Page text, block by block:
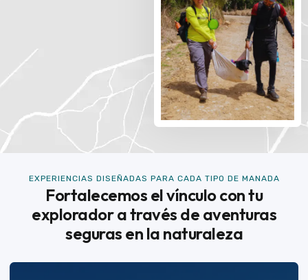
EXPERIENCIAS DISEÑADAS PARA CADA TIPO DE MANADA
Fortalecemos el vínculo con tu
explorador a través de aventuras
seguras en la naturaleza